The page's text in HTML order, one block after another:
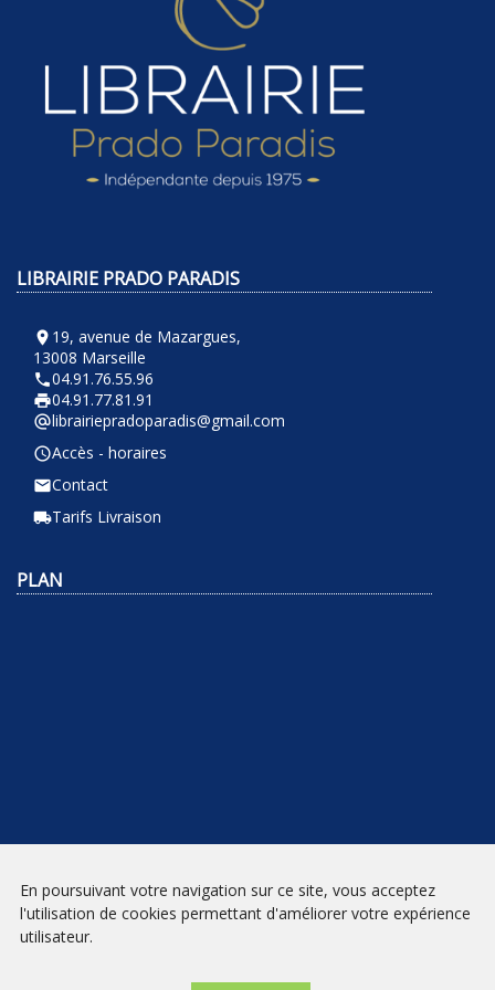
LIBRAIRIE PRADO PARADIS
room 19, avenue de Mazargues,
13008 Marseille
phone04.91.76.55.96
local_printshop04.91.77.81.91
alternate_emaillibrairiepradoparadis@gmail.com
query_builderAccès - horaires
emailContact
local_shippingTarifs Livraison
PLAN
NEWSLETTER
En poursuivant votre navigation sur ce site, vous acceptez
l'utilisation de cookies permettant d'améliorer votre expérience
utilisateur.